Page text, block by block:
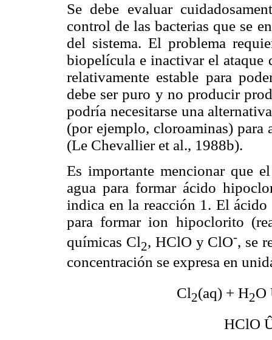
Se debe evaluar
control de las bacterias que se
del sistema. El problema
biopelícula e inactivar el ataque
relativamente estable para
debe ser puro y no producir
podría necesitarse una
(por ejemplo, cloroaminas)
(Le Chevallier et al., 1988b).
Es importante mencionar que
agua para formar ácido
indica en la reacción 1. El
para formar ion hipoclorito
químicas Cl2, HClO y ClO-, se
concentración se expresa en
Cl2(aq) + H2O
HClO